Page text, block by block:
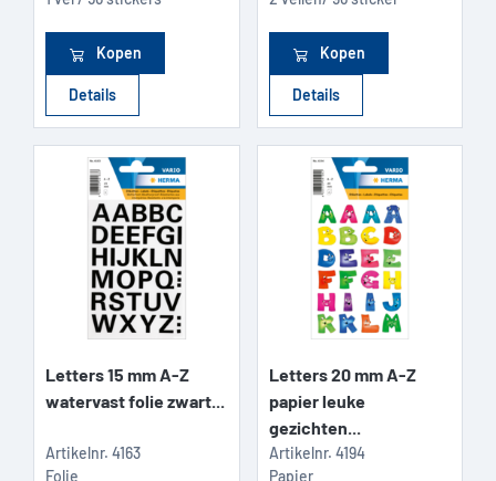
Kopen
Details
Kopen
Details
Letters 15 mm A-Z
watervast folie zwart...
Artikelnr. 4163
Folie
Letters 20 mm A-Z
papier leuke
gezichten...
Artikelnr. 4194
Papier